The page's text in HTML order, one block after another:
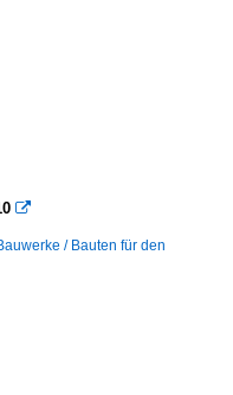

/ Bauten für den